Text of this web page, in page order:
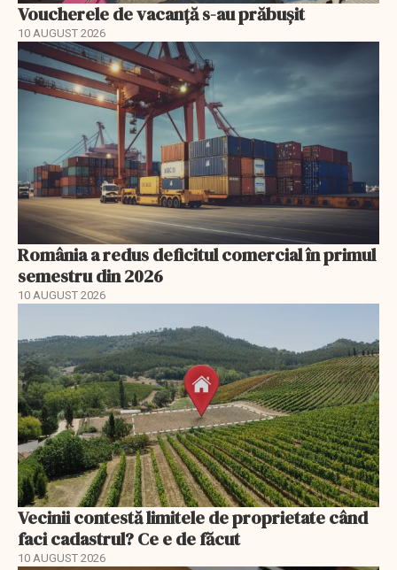
Voucherele de vacanţă s-au prăbuşit
10 AUGUST 2026
România a redus deficitul comercial în primul
semestru din 2026
10 AUGUST 2026
Vecinii contestă limitele de proprietate când
faci cadastrul? Ce e de făcut
10 AUGUST 2026